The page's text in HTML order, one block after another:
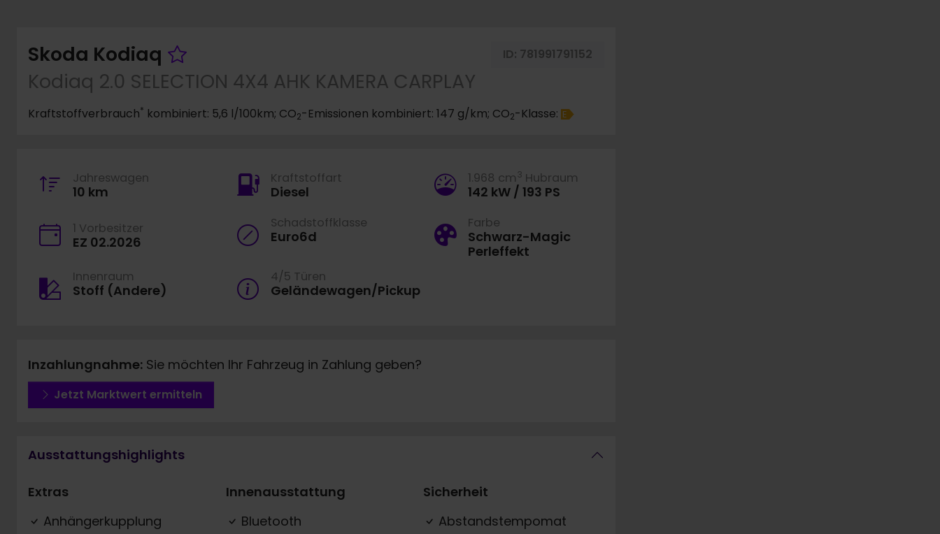
Skoda Kodiaq Fahrzeug merken ID: 781991791152
Kodiaq 2.0 SELECTION 4X4 AHK KAMERA CARPLAY
Kraftstoffverbrauch* kombiniert: 5,6 l/100km; CO2-Emissionen kombiniert: 147 g/km; CO2-Klasse: E
Jahreswagen
10 km
Kraftstoffart
Diesel
1.968 cm 3 Hubraum
142 kW / 193 PS
1 Vorbesitzer
EZ 02.2026
Schadstoffklasse
Euro6d
Farbe
Schwarz-Magic
Perleffekt
Innenraum
Stoff (Andere)
4/5 Türen
Geländewagen/Pickup
Inzahlungnahme: Sie möchten Ihr Fahrzeug in Zahlung geben?
Jetzt Marktwert ermitteln
Ausstattungshighlights
Extras
Anhängerkupplung
Innenausstattung
Bluetooth
Sicherheit
Abstandstempomat